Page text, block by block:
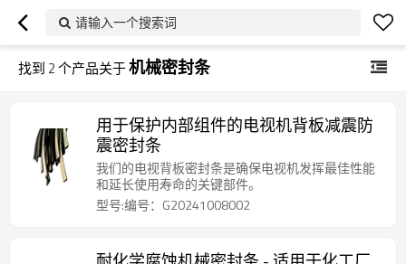
请输入一个搜索词
找到 2个产品关于机械密封条
用于保护内部组件的电视机背板减震防
震密封条
我们的电视背板密封条是确保电视机发挥最佳性能
和延长使用寿命的关键部件。
型号:编号：G20241008002